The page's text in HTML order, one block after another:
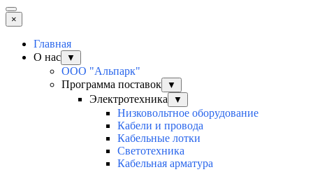
×
Главная
О нас
▼
ООО "Альпарк"
Программа поставок
▼
Электротехника ▼
Низковольтное оборудование
Кабели и провода
Кабельные лотки
Светотехника
Кабельная арматура